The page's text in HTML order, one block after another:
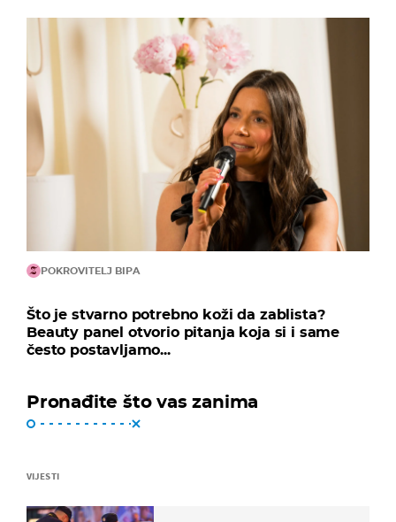
POKROVITELJ BIPA
Što je stvarno potrebno koži da zablista?
Beauty panel otvorio pitanja koja si i same
često postavljamo...
Pronađite što vas zanima
VIJESTI